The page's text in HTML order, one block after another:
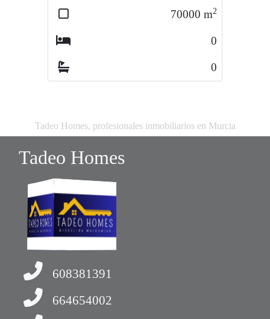
m2 70000
Tadeo Homes, profesionales inmobiliarios en Murcia
Tadeo Homes
608381391
664654002